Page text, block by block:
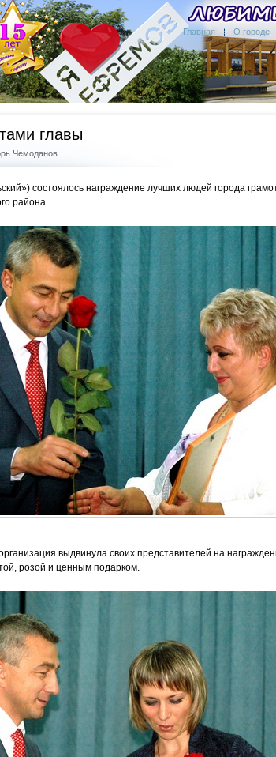
Главная О городе
главы
Чемоданов
состоялось награждение лучших людей города
района.
выдвинула своих представителей на
розой и ценным подарком.